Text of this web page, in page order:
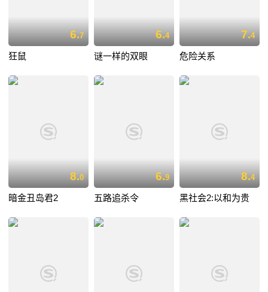
6.7
狂鼠
6.4
谜一样的双眼
7.4
危险关系
8.0
暗金丑岛君2
6.9
五路追杀令
8.4
黑社会2:以和为贵